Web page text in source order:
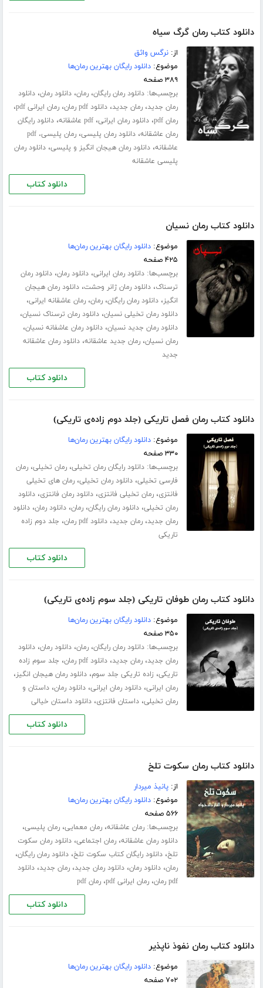
دانلود کتاب رمان گرگ سیاه
از:نرگس واثق
موضوع:دانلود رایگان بهترین رمان‌ها
۳۸۹ صفحه
برچسب‌ها:دانلود رمان رایگان،رمان،دانلود رمان،دانلود
رمان جدید،رمان جدید،دانلود pdf رمان ،رمان ایرانی pdf ،
رمان pdf ،دانلود رمان ایرانی،pdf عاشقانه ،دانلود رایگان
رمان عاشقانه،دانلود رمان پلیسی،
رمان پلیسی، pdf
عاشقانه،دانلود رمان هیجان انگیز و پلیسی،دانلود رمان
پلیسی عاشقانه
دانلود کتاب
دانلود کتاب رمان نسیان
موضوع:دانلود رایگان بهترین رمان‌ها
۴۲۵ صفحه
برچسب‌ها:دانلود رمان ایرانی،دانلود رمان،دانلود رمان
ترسناک،دانلود رمان ژانر وحشت،دانلود رمان هیجان
انگیز،دانلود رمان رایگان،رمان،رمان عاشقانه ایرانی،
دانلود رمان تخیلی نسیان،دانلود رمان ترسناک نسیان،
دانلود رمان جدید نسیان،دانلود رمان عاشفانه نسیان،
رمان نسیان،رمان جدید عاشقانه،دانلود رمان عاشقانه
جدید
دانلود کتاب
دانلود کتاب رمان فصل تاریکی (جلد دوم زاده‌ی تاریکی)
موضوع:دانلود رایگان بهترین رمان‌ها
۳۳۰ صفحه
برچسب‌ها:دانلود رایگان رمان تخیلی،رمان تخیلی،رمان
فارسی تخیلی،دانلود رمان تخیلی،رمان های تخیلی
فانتزی،رمان تخیلی فانتزی،دانلود رمان فانتزی،دانلود
رمان تخیلی،دانلود رمان رایگان،رمان،دانلود رمان،دانلود
رمان جدید،رمان جدید،دانلود pdf رمان ، جلد دوم زاده
تاریکی
دانلود کتاب
دانلود کتاب رمان طوفان تاریکی (جلد سوم زاده‌ی تاریکی)
موضوع:دانلود رایگان بهترین رمان‌ها
۳۵۰ صفحه
برچسب‌ها:دانلود رمان رایگان،رمان،دانلود رمان،دانلود
رمان جدید،رمان جدید،دانلود pdf رمان ، جلد سوم زاده
تاریکی، زاده تاریکی جلد سوم،دانلود رمان هیجان انگیز،
رمان ایرانی،دانلود رمان ایرانی،دانلود رمان،داستان و
رمان تخیلی،داستان فانتزی،دانلود داستان خیالی
دانلود کتاب
دانلود کتاب رمان سکوت تلخ
از:پانیذ میردار
موضوع:دانلود رایگان بهترین رمان‌ها
۵۶۶ صفحه
برچسب‌ها:رمان عاشقانه،رمان معمایی،رمان پلیسی،
دانلود رمان عاشقانه،رمان اجتماعی،دانلود رمان سکوت
تلخ،دانلود رایگان کتاب سکوت تلخ،دانلود رمان رایگان،
رمان،دانلود رمان،دانلود رمان جدید،رمان جدید،دانلود
pdf رمان
،رمان ایرانی pdf ،رمان pdf
دانلود کتاب
دانلود کتاب رمان نفوذ ناپذیر
موضوع:دانلود رایگان بهترین رمان‌ها
۷۰۲ صفحه